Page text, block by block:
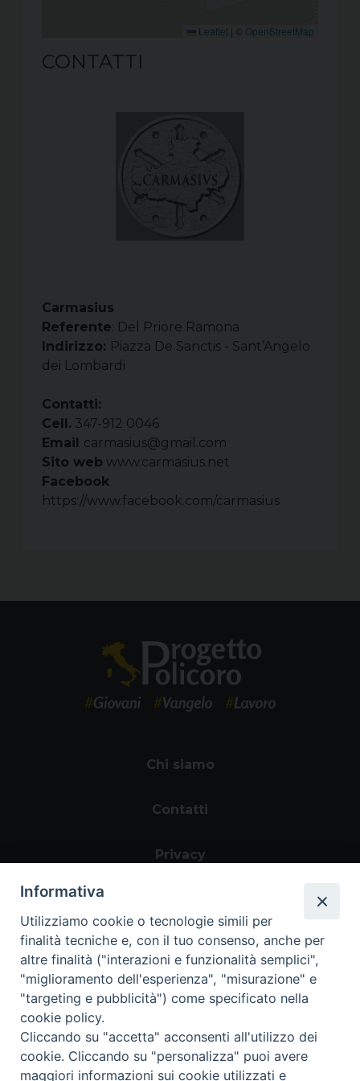
Leaflet | OpenStreetMap
CONTATTI
Carmasius
Referente: Del Priore Ramona
Indirizzo: Piazza De Sanctis - Sant’Angelo
dei Lombardi
Contatti:
Cell. 347-912 0046
Email carmasius@gmail.com
Sito web www.carmasius.net
Facebook
https://www.facebook.com/carmasius
Chi siamo
Contatti
Privacy
Area riservata
Informativa
Utilizziamo cookie o tecnologie simili per
finalità tecniche e, con il tuo consenso, anche per
altre finalità ("interazioni e funzionalità semplici",
"miglioramento dell'esperienza", "misurazione" e
"targeting e pubblicità") come specificato nella
cookie policy.
Cliccando su "accetta" acconsenti all'utilizzo dei
cookie. Cliccando su "personalizza" puoi avere
maggiori informazioni sui cookie utilizzati e